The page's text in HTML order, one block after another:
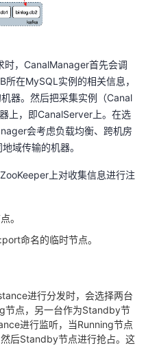
时，CanalManager首先会调
在MySQL实例的相关信息，
器。然后把采集实例（Canal
上，即CanalServer上。在选
会考虑负载均衡、跨机房
域传输的机器。
上对收集信息进行注
。
命名的临时节点。
进行分发时，会选择两台
节点，另一台作为Standby节
进行监听，当Running节点
后Standby节点进行抢占。这